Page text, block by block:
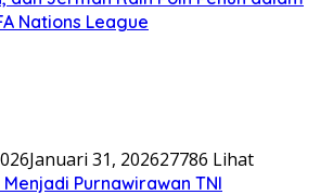
Nations League
Januari 31, 202627786 Lihat
Purnawirawan TNI